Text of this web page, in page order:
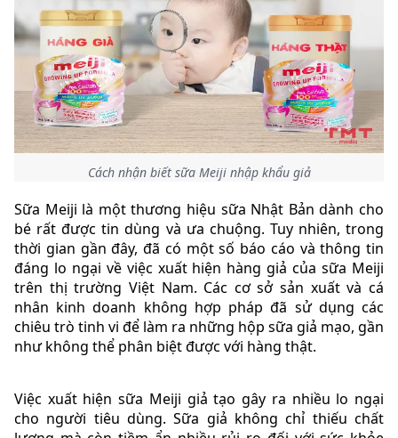
Cách nhận biết sữa Meiji nhập khẩu giả
Sữa Meiji là một thương hiệu sữa Nhật Bản dành cho
bé rất được tin dùng và ưa chuộng. Tuy nhiên, trong
thời gian gần đây, đã có một số báo cáo và thông tin
đáng lo ngại về việc xuất hiện hàng giả của sữa Meiji
trên thị trường Việt Nam. Các cơ sở sản xuất và cá
nhân kinh doanh không hợp pháp đã sử dụng các
chiêu trò tinh vi để làm ra những hộp sữa giả mạo, gần
như không thể phân biệt được với hàng thật.
Việc xuất hiện sữa Meiji giả tạo gây ra nhiều lo ngại
cho người tiêu dùng. Sữa giả không chỉ thiếu chất